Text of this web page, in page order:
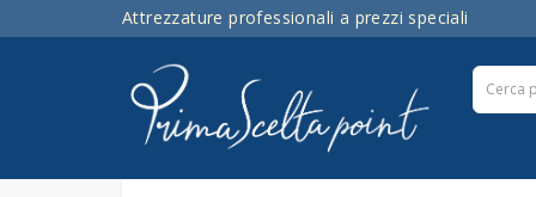
Attrezzature professionali a prezzi speciali